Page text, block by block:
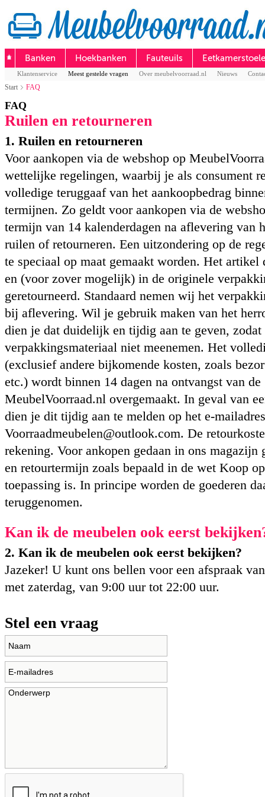
Banken Hoekbanken Fauteuils
Klantenservice Meest gestelde vragen Over meubelvoorraad.nl Nieuws
Start FAQ
FAQ
Ruilen en retourneren
1. Ruilen en retourneren
Voor aankopen via de webshop op
wettelijke regelingen, waarbij je als consument
volledige teruggaaf van het aankoopbedrag
termijnen. Zo geldt voor aankopen via de
termijn van 14 kalenderdagen na aflevering van
ruilen of retourneren. Een uitzondering op de
te speciaal op maat gemaakt worden. Het artikel
en (voor zover mogelijk) in de originele
geretourneerd. Standaard nemen wij het
bij aflevering. Wil je gebruik maken van het
dien je dat duidelijk en tijdig aan te geven, zodat
verpakkingsmateriaal niet meenemen. Het
(exclusief andere bijkomende kosten, zoals
etc.) wordt binnen 14 dagen na ontvangst van de
MeubelVoorraad.nl overgemaakt. In geval van
dien je dit tijdig aan te melden op het e-mailadres
Voorraadmeubelen@outlook.com. De
rekening. Voor ankopen gedaan in ons magazijn
en retourtermijn zoals bepaald in de wet Koop
toepassing is. In principe worden de goederen
teruggenomen.
Kan ik de meubelen ook eerst
2. Kan ik de meubelen ook eerst bekijken?
Jazeker! U kunt ons bellen voor een afspraak
met zaterdag, van 9:00 uur tot 22:00 uur.
Stel een vraag